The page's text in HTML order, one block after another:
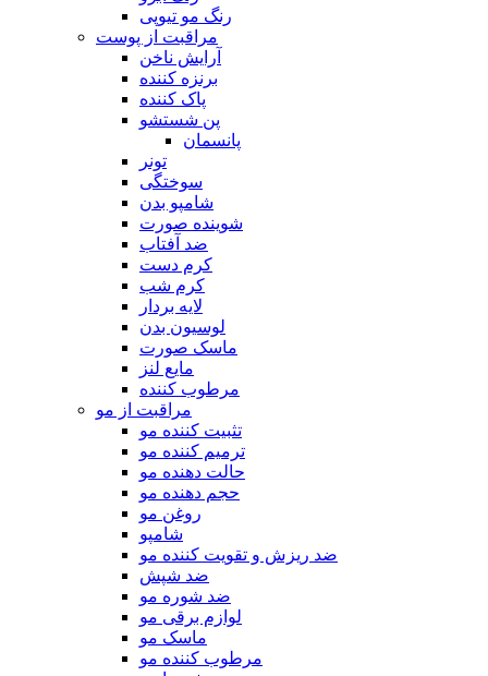
رنگ مو تیوپی
مراقبت از پوست
آرایش ناخن
برنزه کننده
پاک کننده
پن شستشو
پانسمان
تونر
سوختگی
شامپو بدن
شوینده صورت
ضد آفتاب
کرم دست
کرم شب
لایه بردار
لوسیون بدن
ماسک صورت
مایع لنز
مرطوب کننده
مراقبت از مو
تثبیت کننده مو
ترمیم کننده مو
حالت دهنده مو
حجم دهنده مو
روغن مو
شامپو
ضد ریزش و تقویت کننده مو
ضد شپش
ضد شوره مو
لوازم برقی مو
ماسک مو
مرطوب کننده مو